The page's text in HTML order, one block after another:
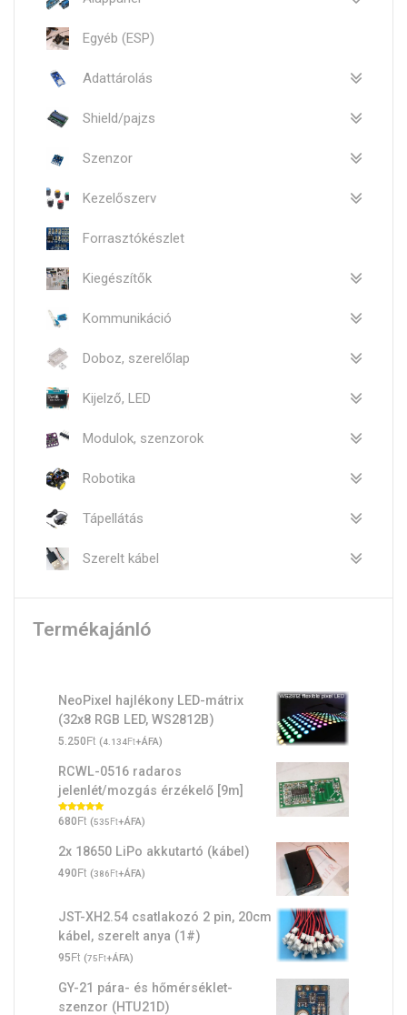
Egyéb (ESP)
Adattárolás
Shield/pajzs
Szenzor
Kezelőszerv
Forrasztókészlet
Kiegészítők
Kommunikáció
Doboz, szerelőlap
Kijelző, LED
Modulok, szenzorok
Robotika
Tápellátás
Szerelt kábel
Termékajánló
NeoPixel hajlékony LED-mátrix
(32x8 RGB LED, WS2812B)
5.250Ft (4.134Ft+ÁFA)
RCWL-0516 radaros
jelenlét/mozgás érzékelő [9m]
Értékelés:
5.00/ 5
680Ft (535Ft+ÁFA)
2x 18650 LiPo akkutartó (kábel)
490Ft (386Ft+ÁFA)
JST-XH2.54 csatlakozó 2 pin, 20cm
kábel, szerelt anya (1#)
95Ft (75Ft+ÁFA)
GY-21 pára- és hőmérséklet-
szenzor (HTU21D)